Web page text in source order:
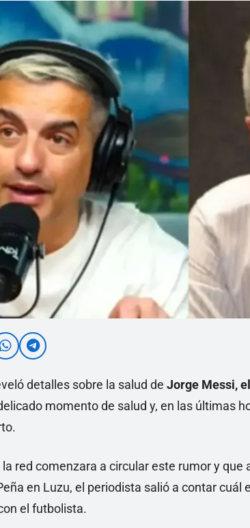
detalles sobre la salud de Jorge Messi,
momento de salud y, en las últimas
red comenzara a circular este rumor y
en Luzu, el periodista salió a contar
el futbolista.